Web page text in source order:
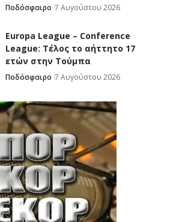
Ποδόσφαιρο 7 Αυγούστου 2026
Europa League – Conference
League: Τέλος το αήττητο 17
ετών στην Τούμπα
Ποδόσφαιρο 7 Αυγούστου 2026